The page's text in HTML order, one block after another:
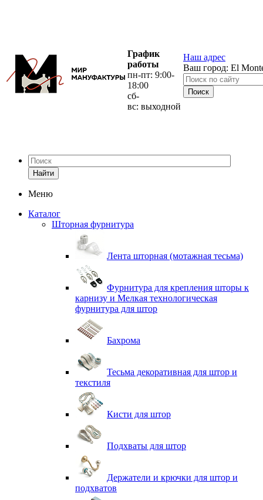
График
работы
пн-пт: 9:00-
18:00
сб-
вс: выходной
Наш адрес
Ваш город: El
Найти
Меню
Каталог
Шторная фурнитура
Лента шторная (мотажная тесьма)
Фурнитура для крепления шторы к
карнизу и Мелкая технологическая
фурнитура для штор
Бахрома
Тесьма декоративная для штор и
текстиля
Кисти для штор
Подхваты для штор
Держатели и крючки для штор и
подхватов